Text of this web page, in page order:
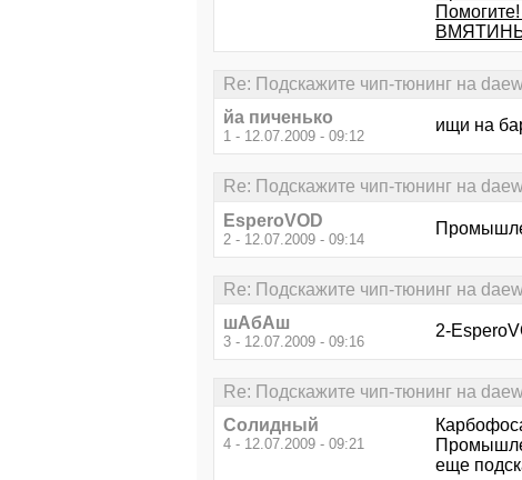
ВМЯТИНЫ
Re: Подскажите чип-тюнинг на
йа пиченько
1 - 12.07.2009 - 09:12
ищи на
Re: Подскажите чип-тюнинг на
EsperoVOD
2 - 12.07.2009 - 09:14
Re: Подскажите чип-тюнинг на
шАбАш
3 - 12.07.2009 - 09:16
2-
Re: Подскажите чип-тюнинг на
Солидный
4 - 12.07.2009 - 09:21
еще